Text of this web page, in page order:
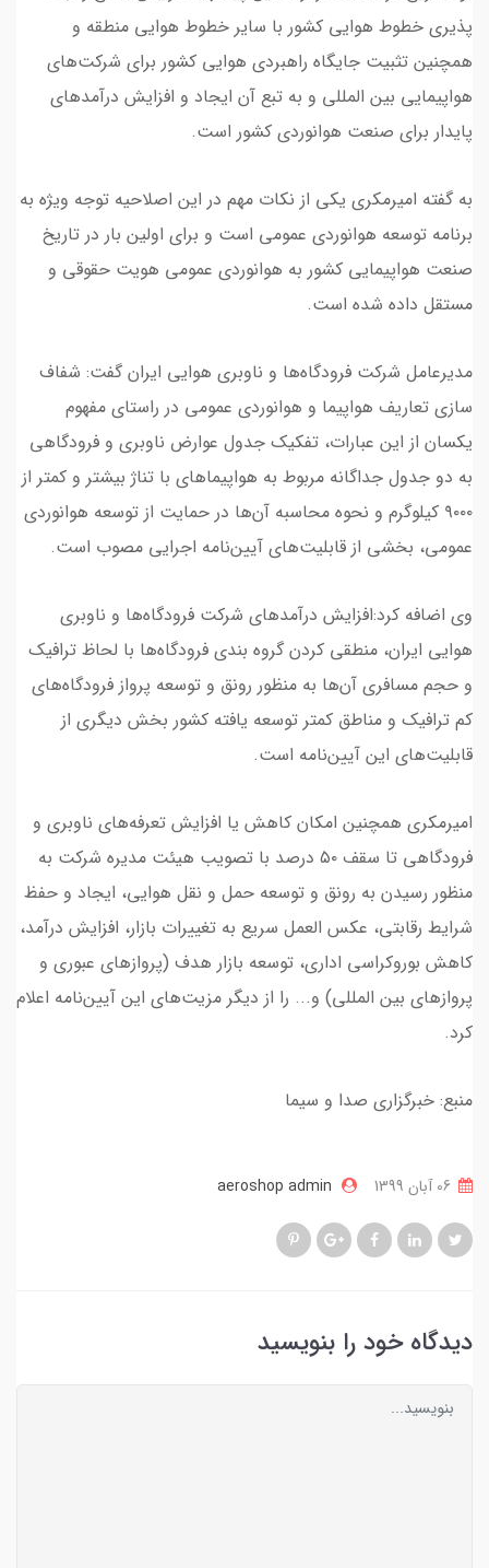
پذیری خطوط هوایی کشور با سایر خطوط هوایی منطقه و
همچنین تثبیت جایگاه راهبردی هوایی کشور برای شرکت‌های
هواپیمایی بین المللی و به تبع آن ایجاد و افزایش درآمد‌های
پایدار برای صنعت هوانوردی کشور است.
به گفته امیرمکری یکی از نکات مهم در این اصلاحیه توجه ویژه به
برنامه توسعه هوانوردی عمومی است و برای اولین بار در تاریخ
صنعت هواپیمایی کشور به هوانوردی عمومی هویت حقوقی و
مستقل داده شده است.
مدیرعامل شرکت فرودگاه‌ها و ناوبری هوایی ایران گفت: شفاف
سازی تعاریف هواپیما و هوانوردی عمومی در راستای مفهوم
یکسان از این عبارات، تفکیک جدول عوارض ناوبری و فرودگاهی
به دو جدول جداگانه مربوط به هواپیما‌های با تناژ بیشتر و کمتر از
۹۰۰۰ کیلوگرم و نحوه محاسبه آن‌ها در حمایت از توسعه هوانوردی
عمومی، بخشی از قابلیت‌های آیین‌نامه اجرایی مصوب است.
وی اضافه کرد:افزایش درآمد‌های شرکت فرودگاه‌ها و ناوبری
هوایی ایران، منطقی کردن گروه بندی فرودگاه‌ها با لحاظ ترافیک
و حجم مسافری آن‌ها به منظور رونق و توسعه پرواز فرودگاه‌های
کم ترافیک و مناطق کمتر توسعه یافته کشور بخش دیگری از
قابلیت‌های این آیین‌نامه است.
امیرمکری همچنین امکان کاهش یا افزایش تعرفه‌های ناوبری و
فرودگاهی تا سقف ۵۰ درصد با تصویب هیئت مدیره شرکت به
منظور رسیدن به رونق و توسعه حمل و نقل هوایی، ایجاد و حفظ
شرایط رقابتی، عکس العمل سریع به تغییرات بازار، افزایش درآمد،
کاهش بوروکراسی اداری، توسعه بازار هدف (پرواز‌های عبوری و
پرواز‌های بین المللی) و... را از دیگر مزیت‌های این آیین‌نامه اعلام
کرد.
منبع: خبرگزاری صدا و سیما
aeroshop admin
دیدگاه خود را بنویسید